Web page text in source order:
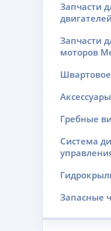
Запчасти
Запчасти
моторов
Аксессуары
Гребные
Система
Запасные